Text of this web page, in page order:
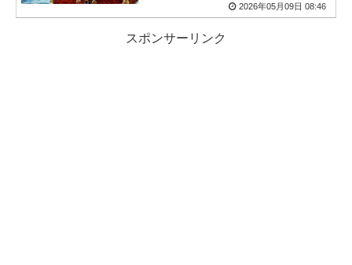
2026年05月09日 08:46
スポンサーリンク